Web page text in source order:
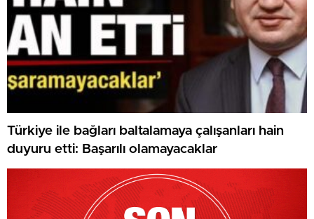
Türkiye ile bağları baltalamaya çalışanları hain
duyuru etti: Başarılı olamayacaklar